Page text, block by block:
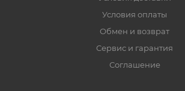
Условия оплаты
Обмен и возврат
Сервис и гарантия
Соглашение